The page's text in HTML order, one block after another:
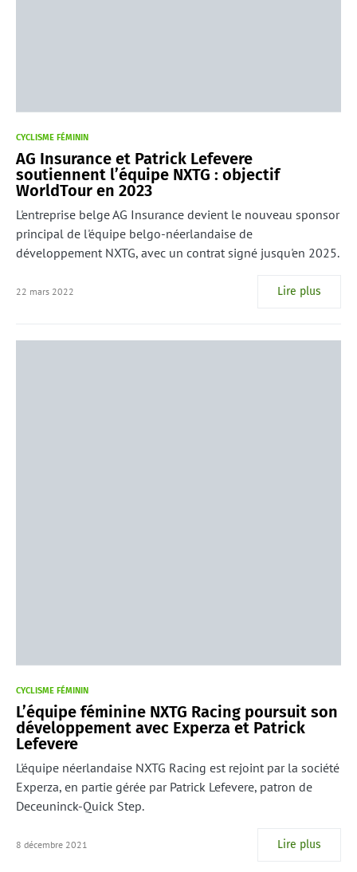
CYCLISME FÉMININ
AG Insurance et Patrick Lefevere
soutiennent l’équipe NXTG : objectif
WorldTour en 2023
L'entreprise belge AG Insurance devient le nouveau sponsor
principal de l'équipe belgo-néerlandaise de
développement NXTG, avec un contrat signé jusqu'en 2025.
22 mars 2022 Lire plus
CYCLISME FÉMININ
L’équipe féminine NXTG Racing poursuit son
développement avec Experza et Patrick
Lefevere
L'équipe néerlandaise NXTG Racing est rejoint par la société
Experza, en partie gérée par Patrick Lefevere, patron de
Deceuninck-Quick Step.
8 décembre 2021 Lire plus